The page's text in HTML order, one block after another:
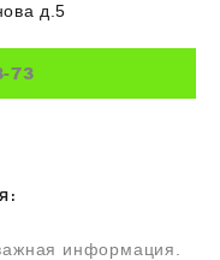
д.5
73
информация.